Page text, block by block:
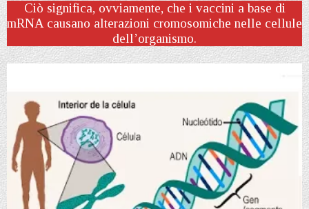
Ciò significa, ovviamente, che i vaccini a base di
mRNA causano alterazioni cromosomiche nelle cellule
dell’organismo.